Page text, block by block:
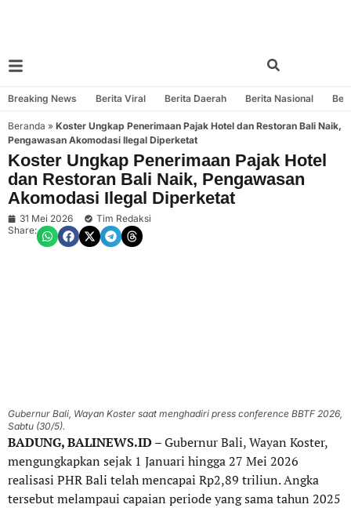
Breaking News Berita Viral Berita Daerah Berita Nasional
Beranda » Koster Ungkap Penerimaan Pajak Hotel dan Restoran Bali Naik,
Pengawasan Akomodasi Ilegal Diperketat
Koster Ungkap Penerimaan Pajak Hotel
dan Restoran Bali Naik, Pengawasan
Akomodasi Ilegal Diperketat
31 Mei 2026
Tim Redaksi
Share:
Gubernur Bali, Wayan Koster saat menghadiri press conference BBTF 2026,
Sabtu (30/5).
BADUNG, BALINEWS.ID– Gubernur Bali, Wayan Koster,
mengungkapkan sejak 1 Januari hingga 27 Mei 2026
realisasi PHR Bali telah mencapai Rp2,89 triliun. Angka
tersebut melampaui capaian periode yang sama tahun 2025